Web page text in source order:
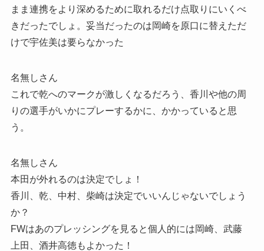
まま連携をより深めるために取れるだけ点取りにいくべ
きだったでしょ。妥当だったのは岡崎を原口に替えただ
けで宇佐美は要らなかった
名無しさん
これで乾へのマークが激しくなるだろう、香川や他の周
りの選手がいかにプレーするかに、かかっていると思
う。
名無しさん
本田が外れるのは決定でしょ！
香川、乾、中村、柴崎は決定でいいんじゃないでしょう
か？
FWはあのプレッシングを見ると個人的には岡崎、武藤
上田、酒井高徳もよかった！